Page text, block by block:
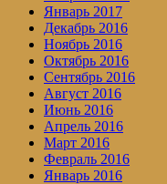
Январь 2017
Декабрь 2016
Ноябрь 2016
Октябрь 2016
Сентябрь 2016
Август 2016
Июнь 2016
Апрель 2016
Март 2016
Февраль 2016
Январь 2016